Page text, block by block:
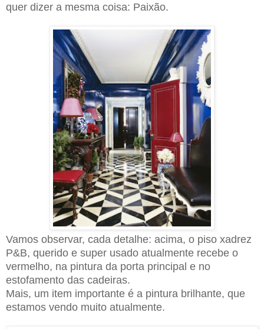
quer dizer a mesma coisa: Paixão.
Vamos observar, cada detalhe: acima, o piso xadrez
P&B, querido e super usado atualmente recebe o
vermelho, na pintura da porta principal e no
estofamento das cadeiras.
Mais, um item importante é a pintura brilhante, que
estamos vendo muito atualmente.